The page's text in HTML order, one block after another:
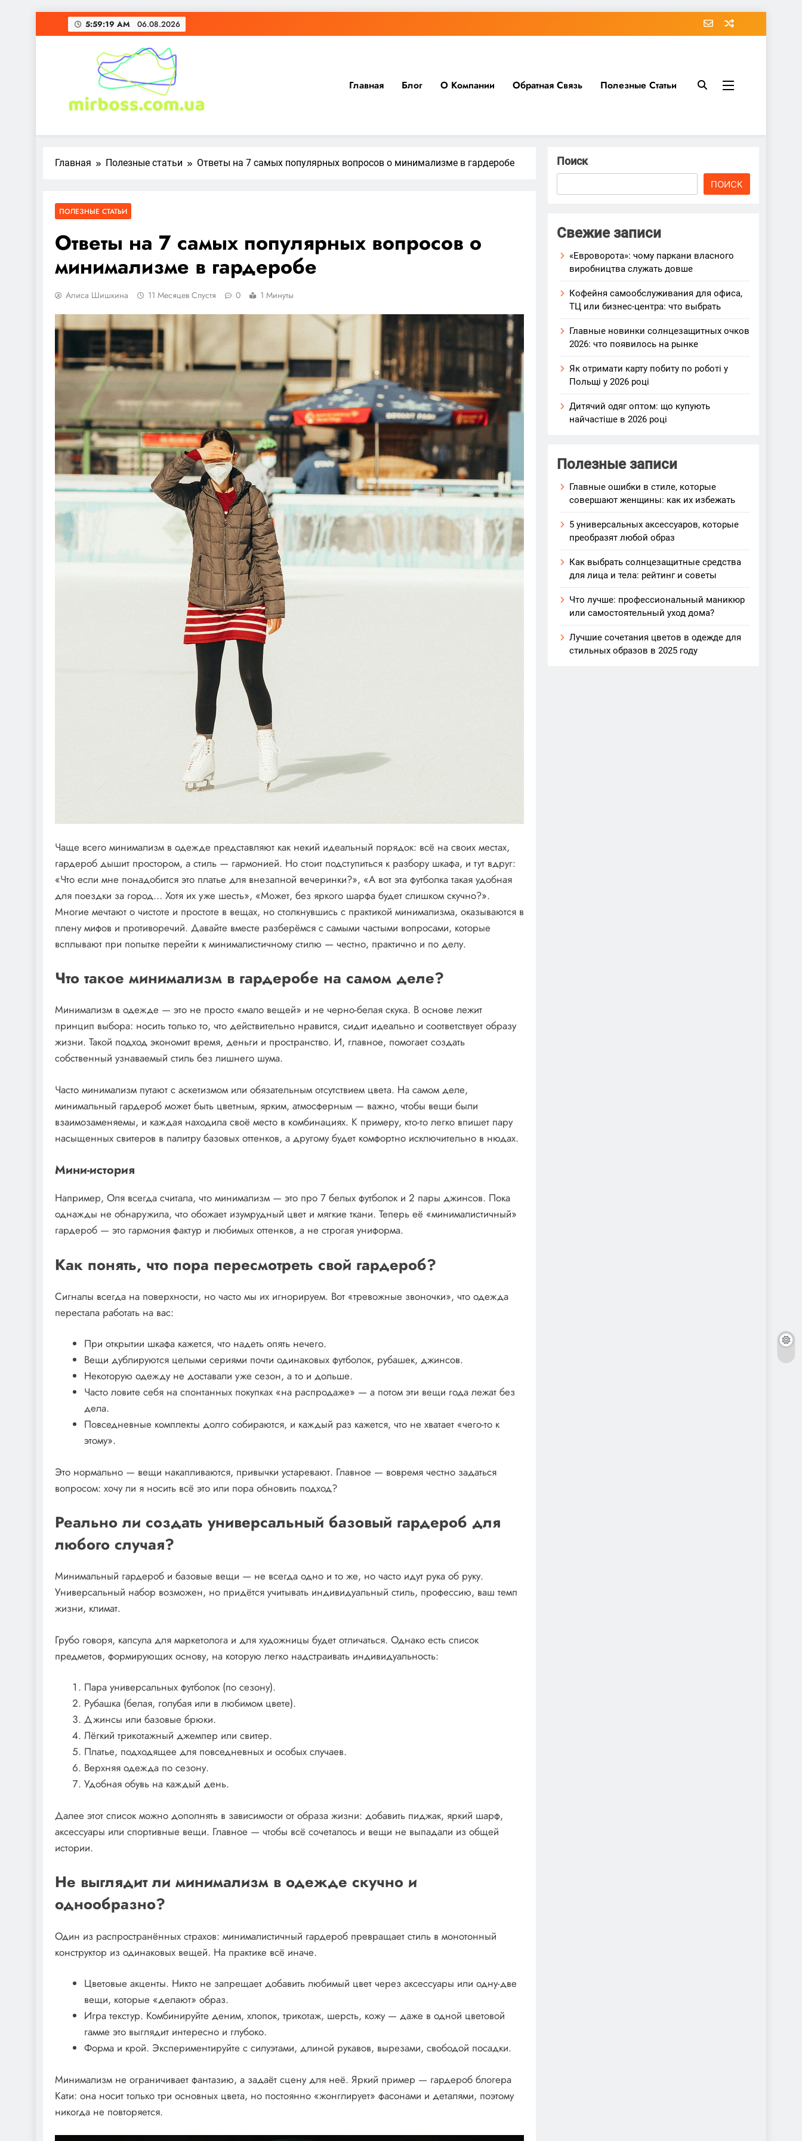
Перейти
5:59:21 AM 06.08.2026
mirboss.com.ua
Главная Блог О Компании Обратная Связь Полезные Статьи
Главная Полезные статьи Ответы на 7 самых популярных вопросов о минимализме в гардеробе
ПОЛЕЗНЫЕ СТАТЬИ
Ответы на 7 самых популярных вопросов о
минимализме в гардеробе
Алиса Шишкина 11 Месяцев Спустя 0 1 Минуты
Чаще всего минимализм в одежде представляют как некий идеальный порядок: всё на своих местах,
гардероб дышит простором, а стиль — гармонией. Но стоит подступиться к разбору шкафа, и тут вдруг:
«Что если мне понадобится это платье для внезапной вечеринки?», «А вот эта футболка такая удобная
для поездки за город… Хотя их уже шесть», «Может, без яркого шарфа будет слишком скучно?».
Многие мечтают о чистоте и простоте в вещах, но столкнувшись с практикой минимализма, оказываются в
плену мифов и противоречий. Давайте вместе разберёмся с самыми частыми вопросами, которые
всплывают при попытке перейти к минималистичному стилю — честно, практично и по делу.
Что такое минимализм в гардеробе на самом деле?
Минимализм в одежде — это не просто «мало вещей» и не черно-белая скука. В основе лежит
принцип выбора: носить только то, что действительно нравится, сидит идеально и соответствует образу
жизни. Такой подход экономит время, деньги и пространство. И, главное, помогает создать
собственный узнаваемый стиль без лишнего шума.
Часто минимализм путают с аскетизмом или обязательным отсутствием цвета. На самом деле,
минимальный гардероб может быть цветным, ярким, атмосферным — важно, чтобы вещи были
взаимозаменяемы, и каждая находила своё место в комбинациях. К примеру, кто-то легко впишет пару
насыщенных свитеров в палитру базовых оттенков, а другому будет комфортно исключительно в нюдах.
Мини-история
Например, Оля всегда считала, что минимализм — это про 7 белых футболок и 2 пары джинсов. Пока
однажды не обнаружила, что обожает изумрудный цвет и мягкие ткани. Теперь её «минималистичный»
гардероб — это гармония фактур и любимых оттенков, а не строгая униформа.
Как понять, что пора пересмотреть свой гардероб?
Сигналы всегда на поверхности, но часто мы их игнорируем. Вот «тревожные звоночки», что одежда
перестала работать на вас:
При открытии шкафа кажется, что надеть опять нечего.
Вещи дублируются целыми сериями почти одинаковых футболок, рубашек, джинсов.
Некоторую одежду не доставали уже сезон, а то и дольше.
Часто ловите себя на спонтанных покупках «на распродаже» — а потом эти вещи года лежат без
дела.
Повседневные комплекты долго собираются, и каждый раз кажется, что не хватает «чего-то к
этому».
Это нормально — вещи накапливаются, привычки устаревают. Главное — вовремя честно задаться
вопросом: хочу ли я носить всё это или пора обновить подход?
Реально ли создать универсальный базовый гардероб для
любого случая?
Минимальный гардероб и базовые вещи — не всегда одно и то же, но часто идут рука об руку.
Универсальный набор возможен, но придётся учитывать индивидуальный стиль, профессию, ваш темп
жизни, климат.
Грубо говоря, капсула для маркетолога и для художницы будет отличаться. Однако есть список
предметов, формирующих основу, на которую легко надстраивать индивидуальность:
Пара универсальных футболок (по сезону).
Рубашка (белая, голубая или в любимом цвете).
Джинсы или базовые брюки.
Лёгкий трикотажный джемпер или свитер.
Платье, подходящее для повседневных и особых случаев.
Верхняя одежда по сезону.
Удобная обувь на каждый день.
Далее этот список можно дополнять в зависимости от образа жизни: добавить пиджак, яркий шарф,
аксессуары или спортивные вещи. Главное — чтобы всё сочеталось и вещи не выпадали из общей
истории.
Не выглядит ли минимализм в одежде скучно и
однообразно?
Один из распространённых страхов: минималистичный гардероб превращает стиль в монотонный
конструктор из одинаковых вещей. На практике всё иначе.
Цветовые акценты. Никто не запрещает добавить любимый цвет через аксессуары или одну-две
вещи, которые «делают» образ.
Игра текстур. Комбинируйте деним, хлопок, трикотаж, шерсть, кожу — даже в одной цветовой
гамме это выглядит интересно и глубоко.
Форма и крой. Экспериментируйте с силуэтами, длиной рукавов, вырезами, свободой посадки.
Минимализм не ограничивает фантазию, а задаёт сцену для неё. Яркий пример — гардероб блогера
Кати: она носит только три основных цвета, но постоянно «жонглирует» фасонами и деталями, поэтому
никогда не повторяется.
Поиск
ПОИСК
Свежие записи
«Евроворота»: чому паркани власного
виробництва служать довше
Кофейня самообслуживания для офиса,
ТЦ или бизнес-центра: что выбрать
Главные новинки солнцезащитных очков
2026: что появилось на рынке
Як отримати карту побиту по роботі у
Польщі у 2026 році
Дитячий одяг оптом: що купують
найчастіше в 2026 році
Полезные записи
Главные ошибки в стиле, которые
совершают женщины: как их избежать
5 универсальных аксессуаров, которые
преобразят любой образ
Как выбрать солнцезащитные средства
для лица и тела: рейтинг и советы
Что лучше: профессиональный маникюр
или самостоятельный уход дома?
Лучшие сочетания цветов в одежде для
стильных образов в 2025 году